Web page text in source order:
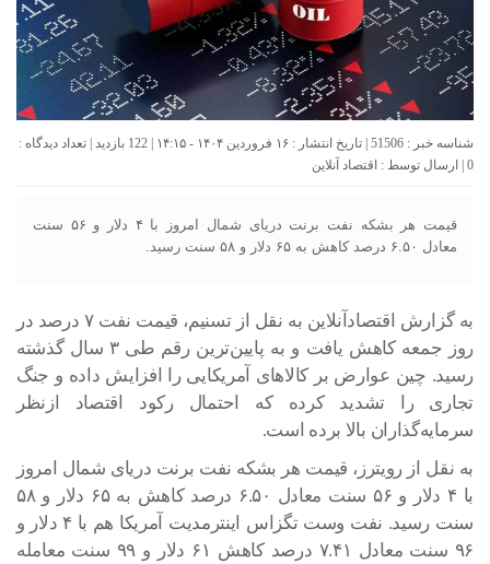
شناسه خبر : 51506 | تاریخ انتشار : ۱۶ فروردین ۱۴۰۴ - ۱۴:۱۵ | 122 بازدید | تعداد دیدگاه :
0 | ارسال توسط : اقتصاد آنلاین
قیمت هر بشکه نفت برنت دریای شمال امروز با ۴ دلار و ۵۶ سنت
معادل ۶.۵۰ درصد کاهش به ۶۵ دلار و ۵۸ سنت رسید.
به گزارش اقتصادآنلاین به نقل از تسنیم، قیمت نفت ۷ درصد در
روز جمعه کاهش یافت و به پایین‌ترین رقم طی ۳ سال گذشته
رسید. چین عوارض بر کالاهای آمریکایی را افزایش داده و جنگ
تجاری را تشدید کرده که احتمال رکود اقتصاد ازنظر
سرمایه‌گذاران بالا برده است.
به نقل از رویترز، قیمت هر بشکه نفت برنت دریای شمال امروز
با ۴ دلار و ۵۶ سنت معادل ۶.۵۰ درصد کاهش به ۶۵ دلار و ۵۸
سنت رسید. نفت وست تگزاس اینترمدیت آمریکا هم با ۴ دلار و
۹۶ سنت معادل ۷.۴۱ درصد کاهش ۶۱ دلار و ۹۹ سنت معامله